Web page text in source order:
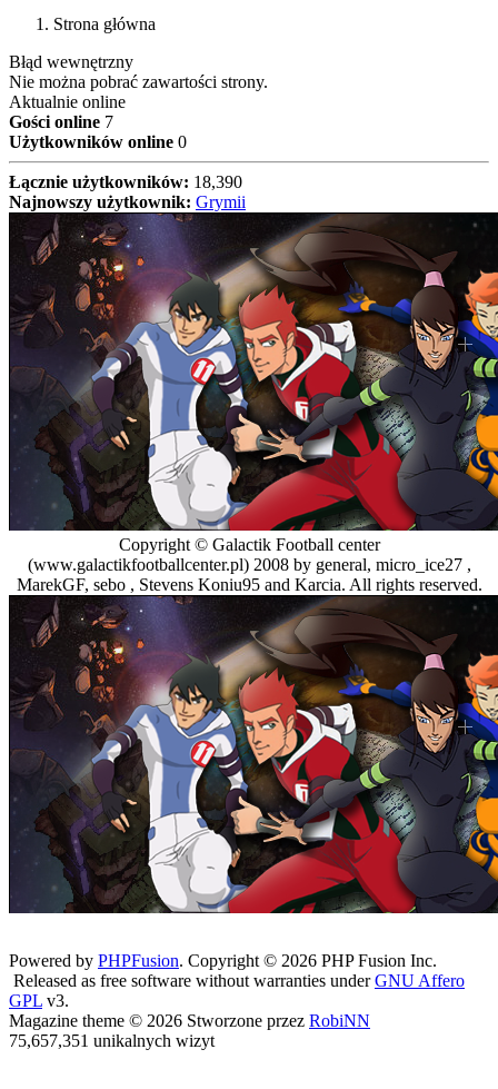
Strona główna
Błąd wewnętrzny
Nie można pobrać zawartości strony.
Aktualnie online
Gości online 7
Użytkowników online 0
Łącznie użytkowników: 18,390
Najnowszy użytkownik: Grymii
Copyright © Galactik Football center
(www.galactikfootballcenter.pl) 2008 by general, micro_ice27 ,
MarekGF, sebo , Stevens Koniu95 and Karcia. All rights reserved.
Powered by PHPFusion. Copyright © 2026 PHP Fusion Inc.
Released as free software without warranties underGNU Affero
GPL v3.
Magazine theme © 2026 Stworzone przez RobiNN
75,657,351 unikalnych wizyt